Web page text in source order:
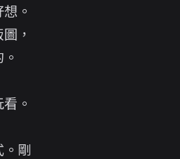
。
，
。
剛